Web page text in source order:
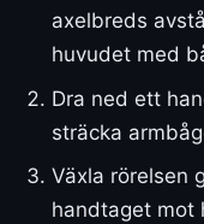
axelbreds
huvudet med
Dra ned ett
sträcka
Växla rörelsen
handtaget mot